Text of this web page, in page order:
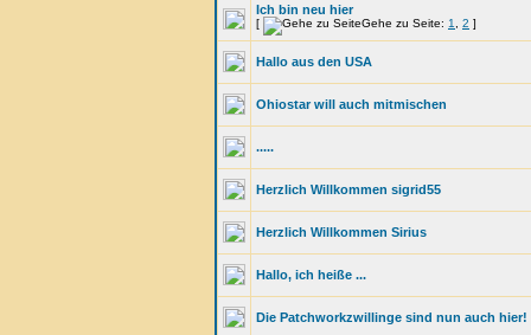
Ich bin neu hier
[ Gehe zu Seite: 1 2 ]
Hallo aus den USA
Ohiostar will auch mitmischen
.....
Herzlich Willkommen sigrid55
Herzlich Willkommen Sirius
Hallo, ich heiße ...
Die Patchworkzwillinge sind nun auch hier!